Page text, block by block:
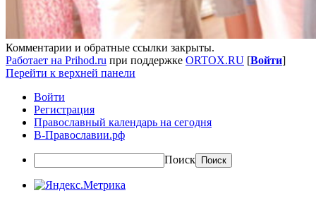
Комментарии и обратные ссылки закрыты.
Работает на Prihod.ru при поддержке ORTOX.RU [Войти]
Перейти к верхней панели
Войти
Регистрация
Православный календарь на сегодня
В-Православии.рф
Поиск